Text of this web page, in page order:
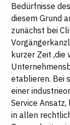
Bedürfnisse
diesem Grund
zunächst bei
kurzer Zeit
etablieren. Bei
einer
Service
in allen